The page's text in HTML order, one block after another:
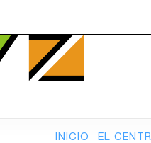
INICIO EL